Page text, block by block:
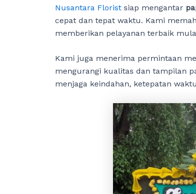
Nusantara Florist siap mengantar
cepat dan tepat waktu. Kami
memberikan pelayanan terbaik
Kami juga menerima permintaan
mengurangi kualitas dan tampilan
menjaga keindahan, ketepatan